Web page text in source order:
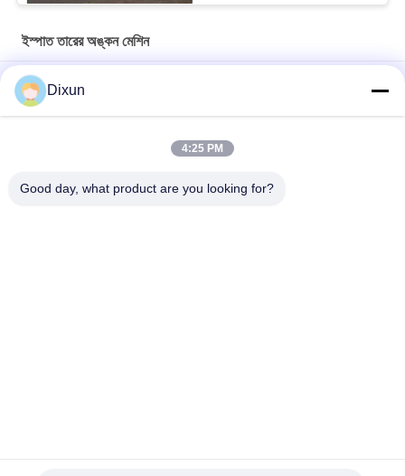
ইস্পাত তারের অঙ্কন মেশিন
উপাদান বেধ 1.2mm স্তম্ভ গঠন মেশিন স্তম্ভ আকার 70 * 100mm
ইনলেট 6.5mm আউটলেট 2.7mm তামা তারের অঙ্কন মেশিন গতি 180m / মিনিট
Dixun
4:25 PM
Good day, what product are you looking for?